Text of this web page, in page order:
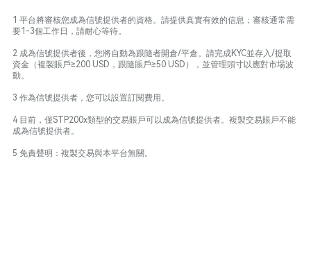
1 平台將審核您成為信號提供者的資格。請提供真實有效的信息；審核通常需
要1-3個工作日，請耐心等待。
2 成為信號提供者後，您將自動為跟隨者開倉/平倉。請完成KYC並存入/提取
資金（複製賬戶≥200 USD，跟隨賬戶≥50 USD），並管理頭寸以應對市場波
動。
3 作為信號提供者，您可以設置訂閱費用。
4 目前，僅STP200x類型的交易賬戶可以成為信號提供者。複製交易賬戶不能
成為信號提供者。
5 免責聲明：複製交易與本平台無關。